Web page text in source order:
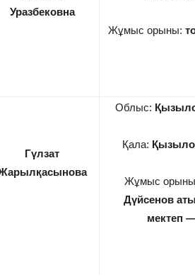
Уразбековна
Жұмыс орыны:
Гүлзат
Облыс:
Қала:
Жұмыс
Дүйсенов
мектеп —